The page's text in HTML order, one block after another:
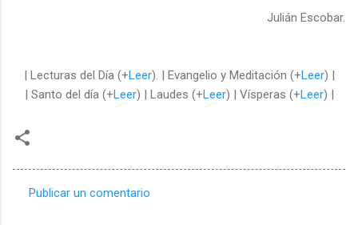
Julián Escobar.
| Lecturas del Día (+Leer). | Evangelio y Meditación (+Leer) |
| Santo del día (+Leer) | Laudes (+Leer) | Vísperas (+Leer) |
Publicar un comentario